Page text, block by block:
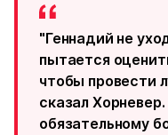
"Геннадий не
пытается
чтобы провести
сказал
обязательному